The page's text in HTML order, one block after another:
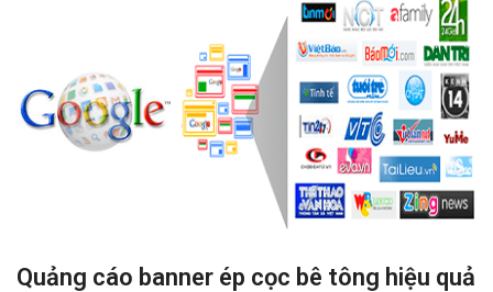
Quảng cáo banner ép cọc bê tông hiệu quả